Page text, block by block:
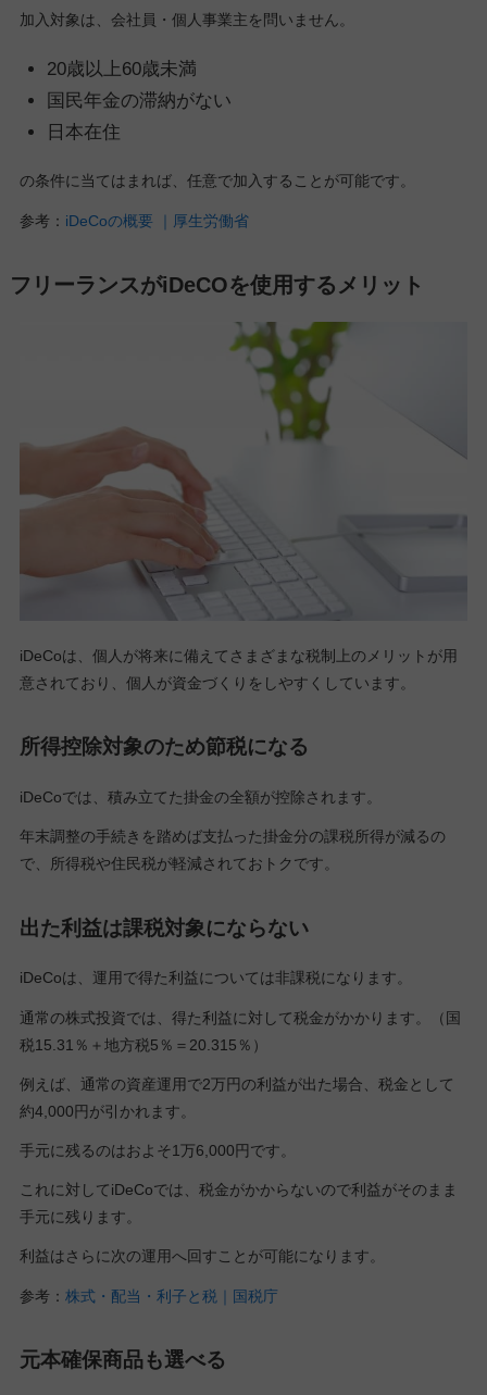
加入対象は、会社員・個人事業主を問いません。
20歳以上60歳未満
国民年金の滞納がない
日本在住
の条件に当てはまれば、任意で加入することが可能です。
参考： iDeCoの概要 ｜厚生労働省
フリーランスがiDeCOを使用するメリット
iDeCoは、個人が将来に備えてさまざまな税制上のメリットが用
意されており、個人が資金づくりをしやすくしています。
所得控除対象のため節税になる
iDeCoでは、積み立てた掛金の全額が控除されます。
年末調整の手続きを踏めば支払った掛金分の課税所得が減るの
で、所得税や住民税が軽減されておトクです。
出た利益は課税対象にならない
iDeCoは、運用で得た利益については非課税になります。
通常の株式投資では、得た利益に対して税金がかかります。（国
税15.31％＋地方税5％＝20.315％）
例えば、通常の資産運用で2万円の利益が出た場合、税金として
約4,000円が引かれます。
手元に残るのはおよそ1万6,000円です。
これに対してiDeCoでは、税金がかからないので利益がそのまま
手元に残ります。
利益はさらに次の運用へ回すことが可能になります。
参考： 株式・配当・利子と税｜国税庁
元本確保商品も選べる